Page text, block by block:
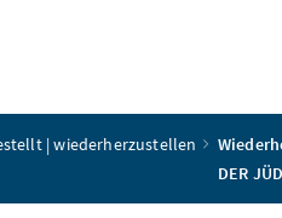
| wiederherzustellen
DER